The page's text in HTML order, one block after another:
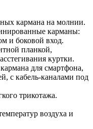
кармана на молнии.
карманы:
и боковой вход.
планкой,
куртки.
для смартфона,
с кабель-каналами под
трикотажа.
воздуха и